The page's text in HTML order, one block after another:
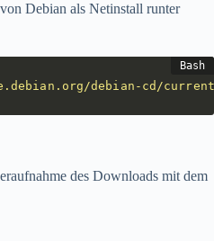
Debian als Netinstall runter
debian-cd/
des Downloads mit dem